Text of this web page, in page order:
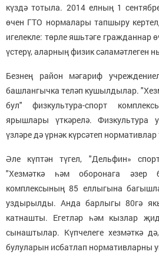
күздә тотыла. 2014 елның 1
өчен ГТО нормалары тапшыру
игелекле: төрле яшьтәге гражданнар
үстерү, аларның физик сәламәтлеген
Безнең район мәгариф
башлангычка теләп кушылдылар.
бул" физкультура-спорт
ярышлары үткәрелә. Физкультура
үзләре дә үрнәк күрсәтеп
Әле күптән түгел, "Дельфин»
"Хезмәткә һәм оборонага әзер
комплексының 85 еллыгына
уздырылды. Анда барлыгы 80гә
катнашты. Егетләр һәм кызлар
сынаштылар. Күпчелеге хезмәткә
булуларын исбатлап